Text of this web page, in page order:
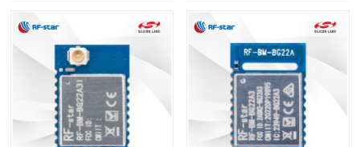
мощности